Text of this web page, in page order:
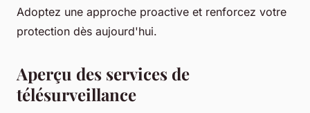
Adoptez une approche proactive et renforcez votre
protection dès aujourd'hui.
Aperçu des services de
télésurveillance